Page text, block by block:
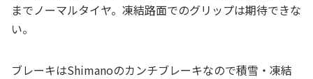
までノーマルタイヤ。凍結路面でのグリップは期待できな
い。
ブレーキはShimanoのカンチブレーキなので積雪・凍結